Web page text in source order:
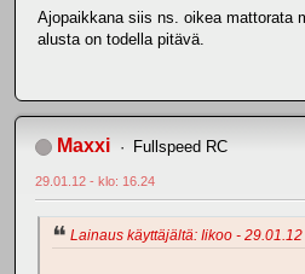
Ajopaikkana siis ns. oikea mattorata
alusta on todella pitävä.
Maxxi Fullspeed RC
29.01.12 - klo: 16.24
Lainaus käyttäjältä: Iikoo -